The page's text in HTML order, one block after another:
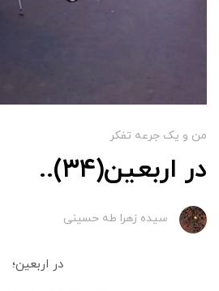
من و یک جرعه تفکر
در اربعین(۳۴)..
سیده زهرا طه حسینی
در اربعین؛